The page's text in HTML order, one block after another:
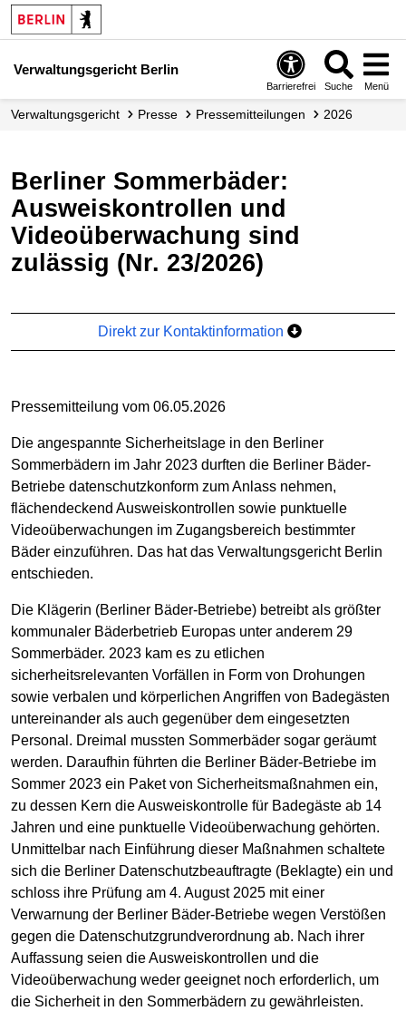
Verwaltungsgericht Berlin
Barrierefrei Suche Menü
Verwaltungs­gericht Presse Presse­mitteilungen 2026
Berliner Sommerbäder:
Ausweiskontrollen und
Videoüberwachung sind
zulässig (Nr. 23/2026)
Direkt zur Kontaktinformation
Pressemitteilung vom 06.05.2026
Die angespannte Sicherheitslage in den Berliner
Sommerbädern im Jahr 2023 durften die Berliner Bäder-
Betriebe datenschutzkonform zum Anlass nehmen,
flächendeckend Ausweiskontrollen sowie punktuelle
Videoüberwachungen im Zugangsbereich bestimmter
Bäder einzuführen. Das hat das Verwaltungsgericht Berlin
entschieden.
Die Klägerin (Berliner Bäder-Betriebe) betreibt als größter
kommunaler Bäderbetrieb Europas unter anderem 29
Sommerbäder. 2023 kam es zu etlichen
sicherheitsrelevanten Vorfällen in Form von Drohungen
sowie verbalen und körperlichen Angriffen von Badegästen
untereinander als auch gegenüber dem eingesetzten
Personal. Dreimal mussten Sommerbäder sogar geräumt
werden. Daraufhin führten die Berliner Bäder-Betriebe im
Sommer 2023 ein Paket von Sicherheitsmaßnahmen ein,
zu dessen Kern die Ausweiskontrolle für Badegäste ab 14
Jahren und eine punktuelle Videoüberwachung gehörten.
Unmittelbar nach Einführung dieser Maßnahmen schaltete
sich die Berliner Datenschutzbeauftragte (Beklagte) ein und
schloss ihre Prüfung am 4. August 2025 mit einer
Verwarnung der Berliner Bäder-Betriebe wegen Verstößen
gegen die Datenschutzgrundverordnung ab. Nach ihrer
Auffassung seien die Ausweiskontrollen und die
Videoüberwachung weder geeignet noch erforderlich, um
die Sicherheit in den Sommerbädern zu gewährleisten.